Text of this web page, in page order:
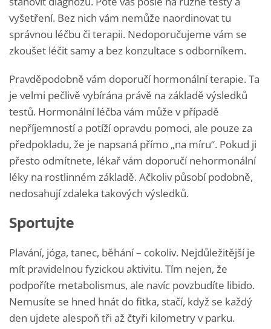
vyšetření. Bez nich vám nemůže naordinovat tu
správnou léčbu či terapii. Nedoporučujeme vám se
zkoušet léčit samy a bez konzultace s odborníkem.
Pravděpodobně vám doporučí hormonální terapie. Ta
je velmi pečlivě vybírána právě na základě výsledků
testů. Hormonální léčba vám může v případě
nepříjemností a potíží opravdu pomoci, ale pouze za
předpokladu, že je napsaná přímo „na míru“. Pokud ji
přesto odmítnete, lékař vám doporučí nehormonální
léky na rostlinném základě. Ačkoliv působí podobně,
nedosahují zdaleka takových výsledků.
Sportujte
Plavání, jóga, tanec, běhání – cokoliv. Nejdůležitější je
mít pravidelnou fyzickou aktivitu. Tím nejen, že
podpoříte metabolismus, ale navíc povzbudíte libido.
Nemusíte se hned hnát do fitka, stačí, když se každý
den ujdete alespoň tři až čtyři kilometry v parku.